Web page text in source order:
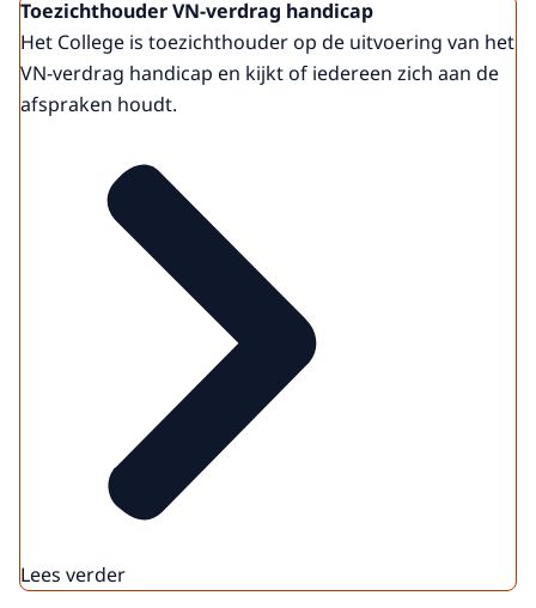
Toezichthouder VN-verdrag handicap
Het College is toezichthouder op de uitvoering van het
VN-verdrag handicap en kijkt of iedereen zich aan de
afspraken houdt.
Lees verder